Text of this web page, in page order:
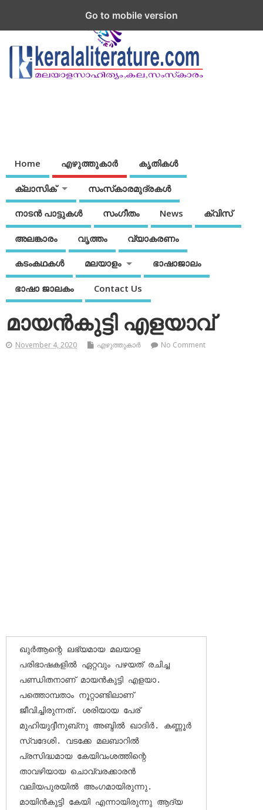
Home എഴുത്തുകാര്‍ കൃതികൾ
ക്ലാസിക് സംസ്‌കാരമുദ്രകള്‍
നാടന്‍ പാട്ടുകള്‍ സംഗീതം News ക്വിസ്
അലങ്കാരം വൃത്തം വ്യാകരണം
കടംകഥകള്‍ മലയാളം ഭാഷാജാലം
ഭാഷാ ജാലകം Contact Us
മായന്‍കുട്ടി എളയാവ്
November 4, 2020 എഴുത്തുകാര്‍ No Comment
ഖുര്‍ആന്റെ ലഭ്യമായ മലയാള
പരിഭാഷകളില്‍ ഏറ്റവും പഴയത് രചിച്ച
പണ്ഡിതനാണ് മായന്‍കുട്ടി എളയാ.
പത്തൊമ്പതാം നൂറ്റാണ്ടിലാണ്
ജീവിച്ചിരുന്നത്. ശരിയായ പേര്
മുഹിയുദ്ദീനുബ്‌നു അബ്ദില്‍ ഖാദിര്‍. കണ്ണൂര്‍
സ്വദേശി. വടക്കേ മലബാറില്‍
പ്രസിദ്ധമായ കേയിവംശത്തിന്റെ
താവഴിയായ ചൊവ്വരക്കാരന്‍
വലിയപുരയില്‍ അംഗമായിരുന്നു.
മായിന്‍കുട്ടി കേയി എന്നായിരുന്നു ആദ്യ
Go to mobile version